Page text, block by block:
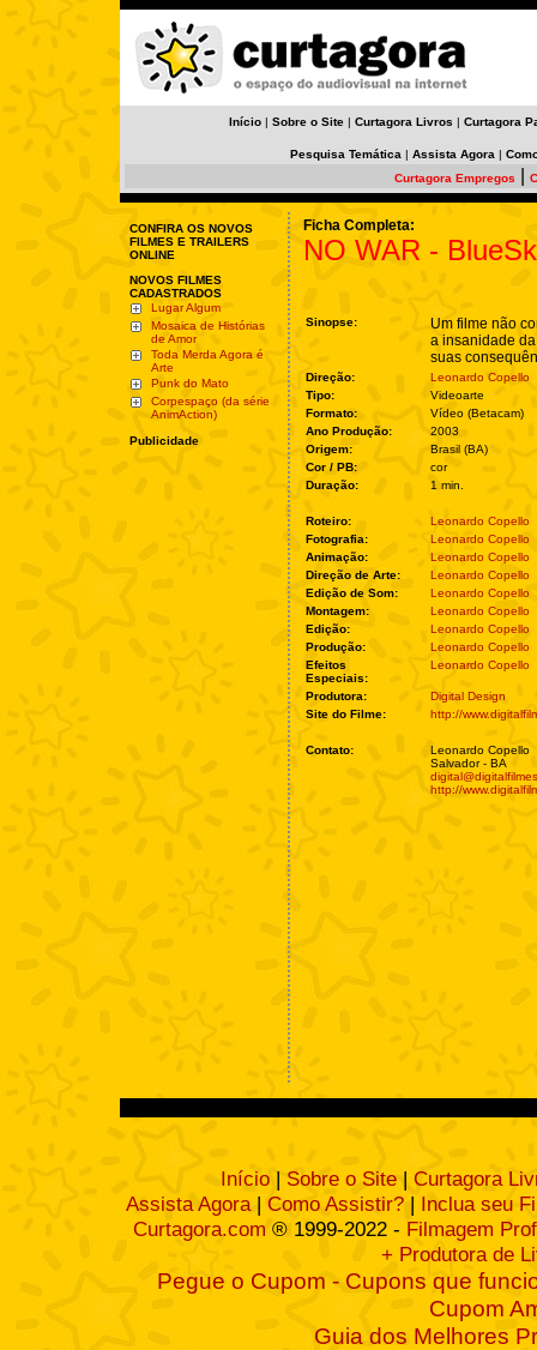
Início | Sobre o Site | Curtagora Livros | Curtagora
Pesquisa Temática | Assista Agora |
Curtagora Empregos
CONFIRA OS NOVOS
FILMES E TRAILERS
ONLINE
NOVOS FILMES
CADASTRADOS
Lugar Algum
Mosaica de Histórias
de Amor
Toda Merda Agora é
Arte
Punk do Mato
Corpespaço (da série
AnimAction)
Publicidade
Ficha Completa:
NO WAR -
Sinopse:
Um filme não
a insanidade
suas
Direção:
Leonardo Copello
Tipo:
Videoarte
Formato:
Vídeo (Betacam)
Ano Produção:
2003
Origem:
Brasil (BA)
Cor / PB:
cor
Duração:
1 min.
Roteiro:
Leonardo Copello
Fotografia:
Leonardo Copello
Animação:
Leonardo Copello
Direção de Arte:
Leonardo Copello
Edição de Som:
Leonardo Copello
Montagem:
Leonardo Copello
Edição:
Leonardo Copello
Produção:
Leonardo Copello
Efeitos
Especiais:
Leonardo Copello
Produtora:
Digital Design
Site do Filme:
http://
Contato:
Leonardo Copello
Salvador - BA
http://
Início | Sobre o Site | Curtagora
Assista Agora| Como Assistir? | Inclua seu
Curtagora.com ® 1999-2022 - Filmagem
+ Produtora de
Pegue o Cupom - Cupons que
Cupom
Guia dos Melhores